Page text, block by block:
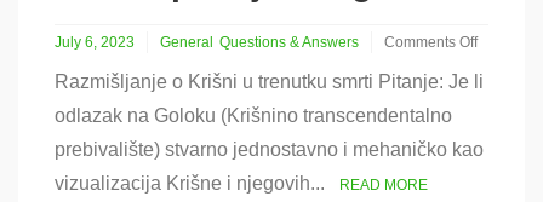
July 6, 2023 General Questions & Answers
Comments Off
Kratka
pitanja
i
odgovori
Razmišljanje o Krišni u trenutku smrti Pitanje: Je li
odlazak na Goloku (Krišnino transcendentalno
prebivalište) stvarno jednostavno i mehaničko kao
vizualizacija Krišne i njegovih...
READ MORE